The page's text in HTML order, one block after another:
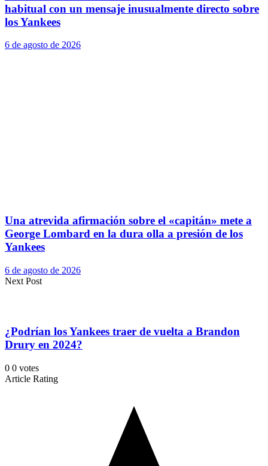
habitual con un mensaje inusualmente directo sobre
los Yankees
6 de agosto de 2026
Una atrevida afirmación sobre el «capitán» mete a
George Lombard en la dura olla a presión de los
Yankees
6 de agosto de 2026
Next Post
¿Podrían los Yankees traer de vuelta a Brandon
Drury en 2024?
0 0 votes
Article Rating